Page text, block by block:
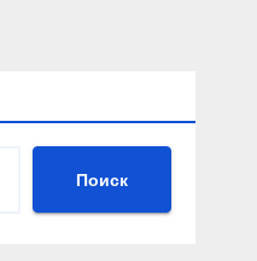
Поиск